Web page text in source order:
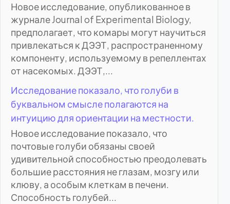
Новое исследование, опубликованное в
журнале Journal of Experimental Biology,
предполагает, что комары могут научиться
привлекаться к ДЭЭТ, распространенному
компоненту, используемому в репеллентах
от насекомых. ДЭЭТ,...
Исследование показало, что голуби в
буквальном смысле полагаются на
интуицию для ориентации на местности.
Новое исследование показало, что
почтовые голуби обязаны своей
удивительной способностью преодолевать
большие расстояния не глазам, мозгу или
клюву, а особым клеткам в печени.
Способность голубей...